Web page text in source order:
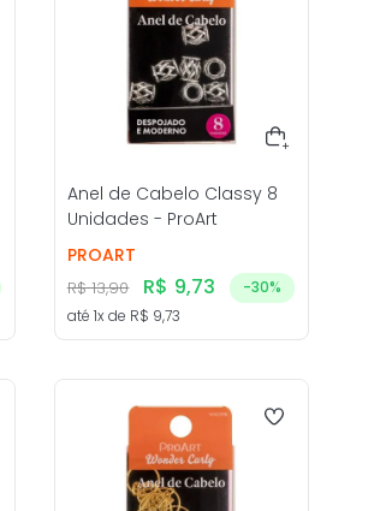
Anel de Cabelo Classy 8
Unidades - ProArt
PROART
R$ 13,90 R$ 9,73 -30%
até 1x de R$ 9,73